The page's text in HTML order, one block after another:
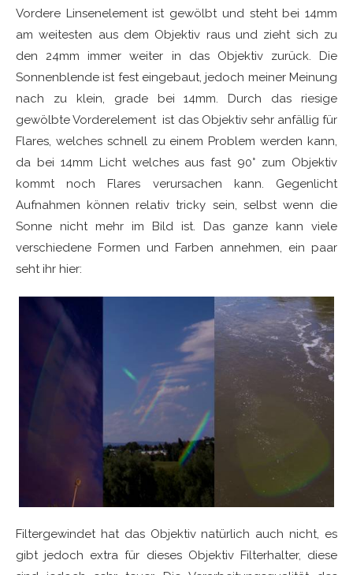
Vordere Linsenelement ist gewölbt und steht bei 14mm
am weitesten aus dem Objektiv raus und zieht sich zu
den 24mm immer weiter in das Objektiv zurück. Die
Sonnenblende ist fest eingebaut, jedoch meiner Meinung
nach zu klein, grade bei 14mm. Durch das riesige
gewölbte Vorderelement ist das Objektiv sehr anfällig für
Flares, welches schnell zu einem Problem werden kann,
da bei 14mm Licht welches aus fast 90° zum Objektiv
kommt noch Flares verursachen kann. Gegenlicht
Aufnahmen können relativ tricky sein, selbst wenn die
Sonne nicht mehr im Bild ist. Das ganze kann viele
verschiedene Formen und Farben annehmen, ein paar
seht ihr hier:
Filtergewindet hat das Objektiv natürlich auch nicht, es
gibt jedoch extra für dieses Objektiv Filterhalter, diese